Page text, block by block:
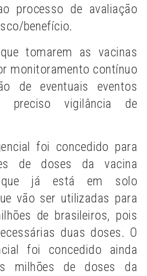
o processo de avaliação
benefício.
tomarem as vacinas
monitoramento contínuo
de eventuais eventos
preciso vigilância de
foi concedido para
de doses da vacina
que já está em solo
vão ser utilizadas para
de brasileiros, pois
duas doses. O
foi concedido ainda
milhões de doses da